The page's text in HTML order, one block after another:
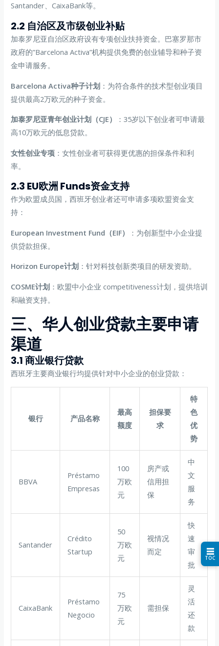
Santander、CaixaBank等。
2.2 自治区及市级创业补贴
加泰罗尼亚自治区政府设有专项创业扶持资金。巴塞罗那市
政府的”Barcelona Activa”机构提供免费的创业辅导和种子资
金申请服务。
Barcelona Activa种子计划 ：为符合条件的技术型创业项目
提供最高2万欧元的种子资金。
加泰罗尼亚青年创业计划（CJE）
：35岁以下创业者可申请最
高10万欧元的低息贷款。
女性创业专项 ：女性创业者可获得更优惠的担保条件和利
率。
2.3 EU欧洲 Funds资金支持
作为欧盟成员国，西班牙创业者还可申请多项欧盟资金支
持：
European Investment Fund（EIF）
：为创新型中小企业提
供贷款担保。
Horizon Europe计划 ：针对科技创新类项目的研发资助。
COSME计划 ：欧盟中小企业 competitiveness计划，提供培训
和融资支持。
三、华人创业贷款主要申请
渠道
3.1 商业银行贷款
西班牙主要商业银行均提供针对中小企业的创业贷款：
银行 产品名称
最高
额度
担保要
求
特
色
优
势
BBVA
Préstamo
Empresas
100
万欧
元
房产或
信用担
保
中
文
服
务
Santander
Crédito
Startup
50
万欧
元
视情况
而定
快
速
审
批
CaixaBank
Préstamo
Negocio
75
万欧
元
需担保
灵
活
还
款
☰
TOC